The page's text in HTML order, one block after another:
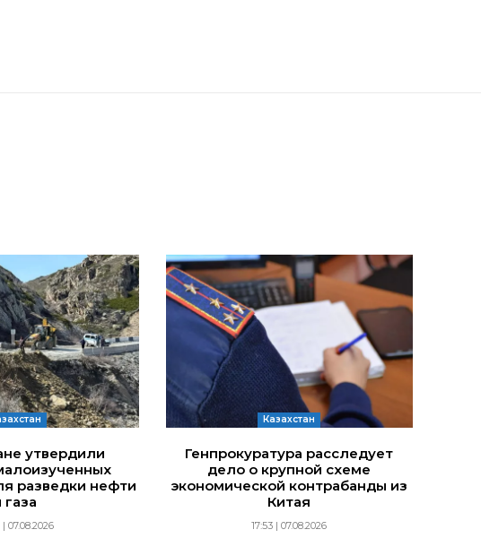
утвердили
разведки нефти
газа
| 07.08.2026
Казахстан
Генпрокуратура расследует
дело о крупной схеме
экономической контрабанды из
Китая
17:53 | 07.08.2026